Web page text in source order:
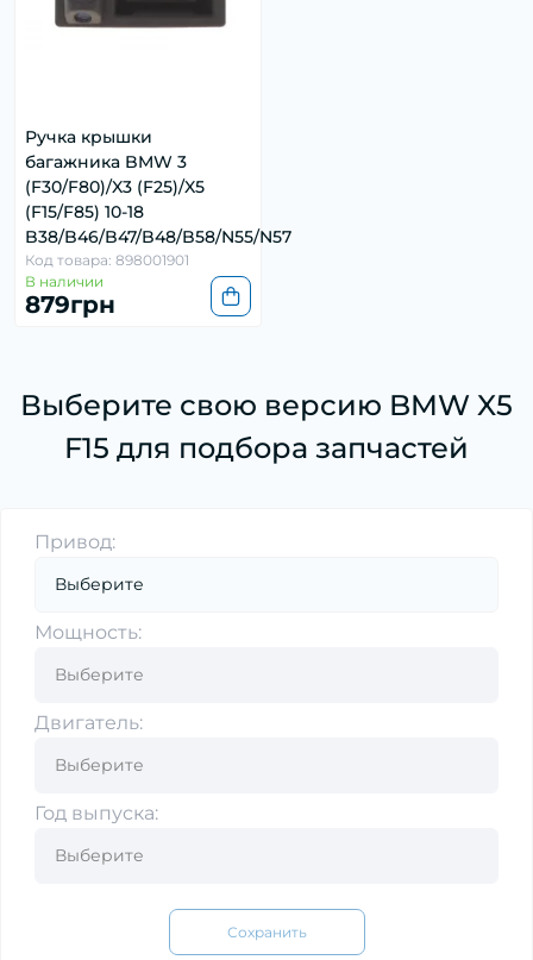
Ручка крышки
багажника BMW 3
(F30/F80)/X3 (F25)/X5
(F15/F85) 10-18
B38/B46/B47/B48/B58/N55/N57
Код товара: 898001901
В наличии
879грн
Выберите свою версию BMW X5
F15 для подбора запчастей
Привод:
Мощность:
Двигатель:
Год выпуска:
Сохранить